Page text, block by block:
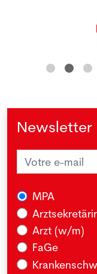
Newsletter
MPA
Arzt (w/m)
FaGe